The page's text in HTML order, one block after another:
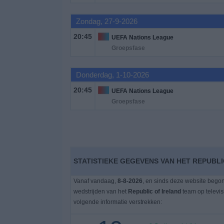
Zondag, 27-9-2026
20:45
UEFA Nations League
Groepsfase
Donderdag, 1-10-2026
20:45
UEFA Nations League
Groepsfase
STATISTIEKE GEGEVENS VAN HET
Vanaf vandaag, 8-8-2026, en sinds deze website
wedstrijden van het Republic of Ireland team op
volgende informatie verstrekken: